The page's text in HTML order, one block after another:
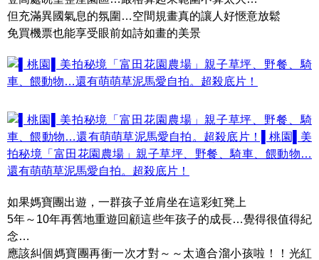
但充滿異國氣息的氛圍…空間規畫真的讓人好愜意放鬆
免買機票也能享受眼前如詩如畫的美景
如果媽寶團出遊，一群孩子並肩坐在這彩虹凳上
5年～10年再舊地重遊回顧這些年孩子的成長…覺得很值得紀
念…
應該糾個媽寶團再衝一次才對～～太適合溜小孩啦！！光紅